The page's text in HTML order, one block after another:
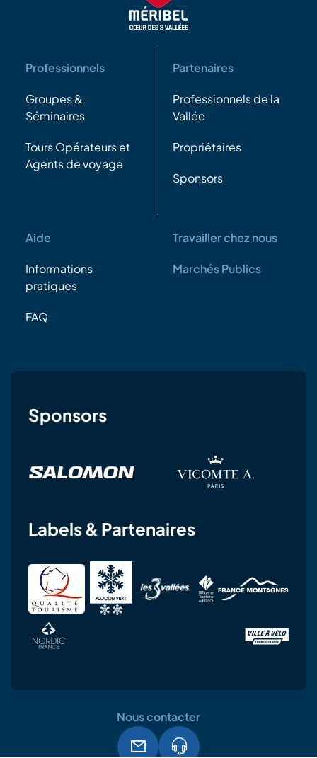
Professionnels
Groupes &
Séminaires
Tours Opérateurs et
Agents de voyage
Partenaires
Professionnels de la
Vallée
Propriétaires
Sponsors
Aide
Informations
pratiques
FAQ
Travailler chez nous
Marchés Publics
Sponsors
Labels & Partenaires
Nous contacter